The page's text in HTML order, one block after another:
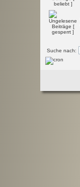
Suche nach: